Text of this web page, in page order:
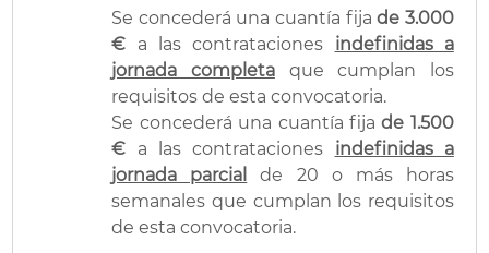
Se concederá una cuantía fijade 3.000
€ a las contrataciones indefinidas a
jornada completaque cumplan los
requisitos de esta convocatoria.
Se concederá una cuantía fijade 1.500
€ a las contrataciones
indefinidas a
jornada parcial
de 20 o más horas
semanales que cumplan los requisitos
de esta convocatoria.